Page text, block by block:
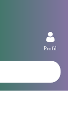
Profil